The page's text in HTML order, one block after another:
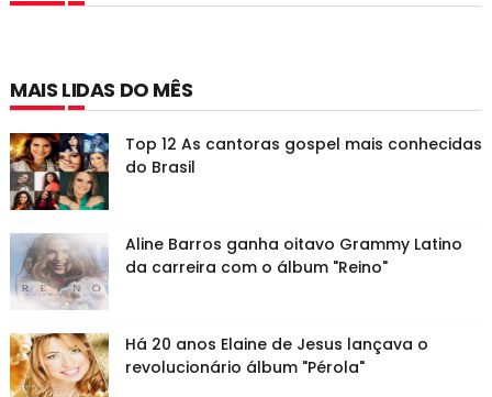
MAIS LIDAS DO MÊS
Top 12 As cantoras gospel mais conhecidas
do Brasil
Aline Barros ganha oitavo Grammy Latino
da carreira com o álbum "Reino"
Há 20 anos Elaine de Jesus lançava o
revolucionário álbum "Pérola"